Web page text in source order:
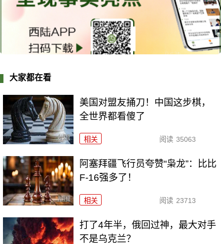
大家都在看
美国对盟友捅刀！中国这步棋，
全世界都看傻了
相关 阅读 35063
阿塞拜疆飞行员夸赞“枭龙”：比比
F-16强多了！
相关 阅读 23713
打了4年半，俄回过神，最大对手
不是乌克兰？